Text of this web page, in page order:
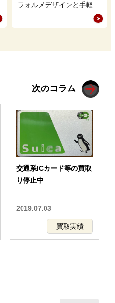
フォルメデザインと手軽に
楽しめる組み立て式という
点に特徴があり、多くの鉄
次のコラム
交通系ICカード等の買取
り停止中
2019.07.03
買取実績